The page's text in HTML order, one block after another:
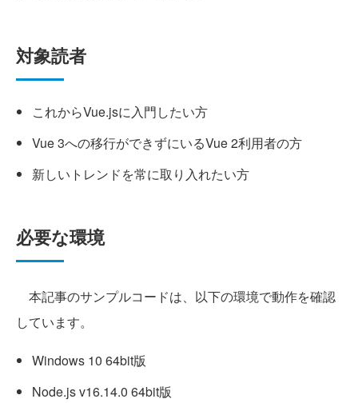
対象読者
これからVue.jsに入門したい方
Vue 3への移行ができずにいるVue 2利用者の方
新しいトレンドを常に取り入れたい方
必要な環境
本記事のサンプルコードは、以下の環境で動作を確認
しています。
Windows 10 64bit版
Node.js v16.14.0 64bit版